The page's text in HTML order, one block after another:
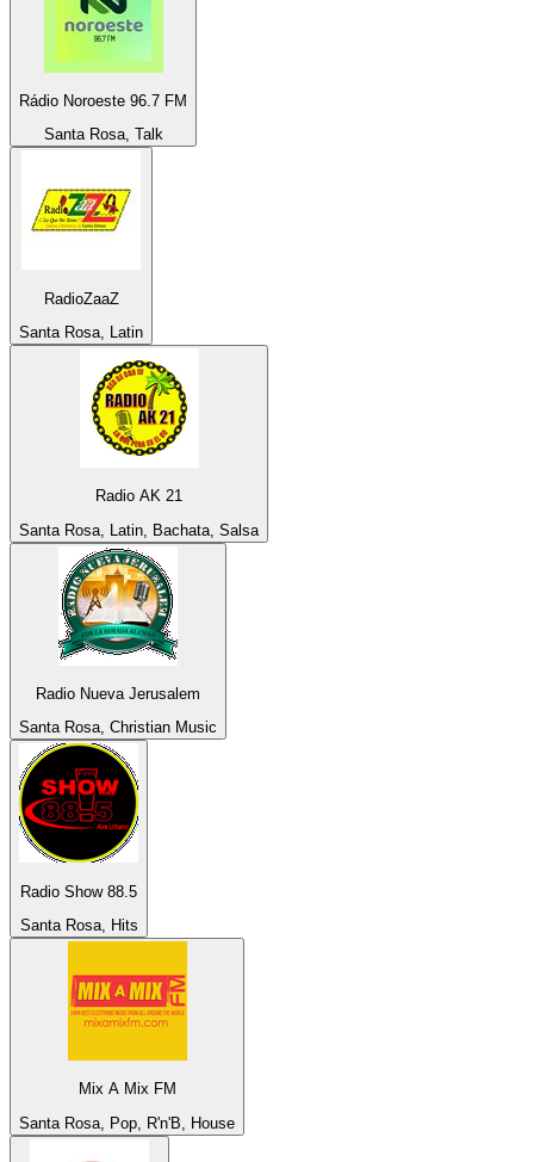
Rádio Noroeste 96.7 FM
Santa Rosa, Talk
RadioZaaZ
Santa Rosa, Latin
Radio AK 21
Santa Rosa, Latin, Bachata, Salsa
Radio Nueva Jerusalem
Santa Rosa, Christian Music
Radio Show 88.5
Santa Rosa, Hits
Mix A Mix FM
Santa Rosa, Pop, R'n'B, House